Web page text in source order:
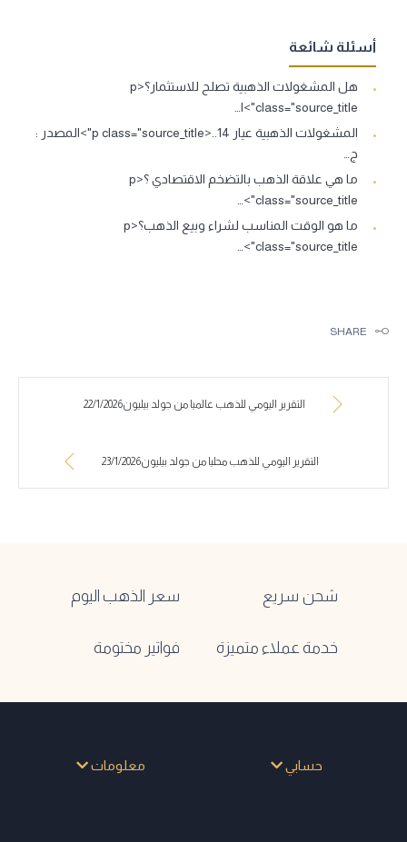
أسئلة شائعة
هل المشغولات الذهبية تصلح للاستثمار؟<p
class="source_title">ا…
المشغولات الذهبية عيار 14..<p class="source_title">المصدر :
ج…
ما هي علاقة الذهب بالتضخم الاقتصادي ؟<p
class="source_title">…
ما هو الوقت المناسب لشراء وبيع الذهب؟<p
class="source_title">…
SHARE
التقرير اليومي للذهب عالميا من جولد بيليون22/1/2026
التقرير اليومي للذهب محليا من جولد بيليون23/1/2026
شحن سريع سعر الذهب اليوم
خدمة عملاء متميزة فواتير مختومة
حسابي معلومات